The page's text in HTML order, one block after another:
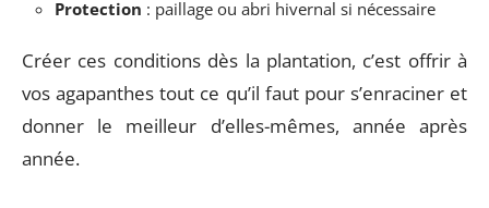
Protection : paillage ou abri hivernal si nécessaire
Créer ces conditions dès la plantation, c’est offrir à
vos agapanthes tout ce qu’il faut pour s’enraciner et
donner le meilleur d’elles-mêmes, année après
année.